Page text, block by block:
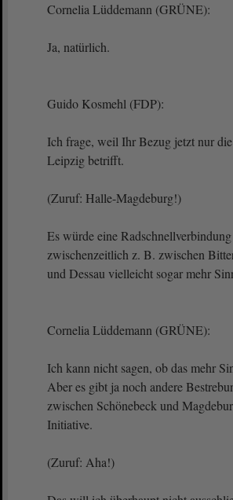
Cornelia Lüddemann (GRÜNE):
Ja, natürlich.
Guido Kosmehl (FDP):
Ich frage, weil Ihr Bezug jetzt nur
Leipzig betrifft.
(Zuruf: Halle-Magdeburg!)
Es würde eine Radschnellverbindung
zwischenzeitlich z. B. zwischen
und Dessau vielleicht sogar mehr
Cornelia Lüddemann (GRÜNE):
Ich kann nicht sagen, ob das mehr
Aber es gibt ja noch andere
zwischen Schönebeck und
Initiative.
(Zuruf: Aha!)